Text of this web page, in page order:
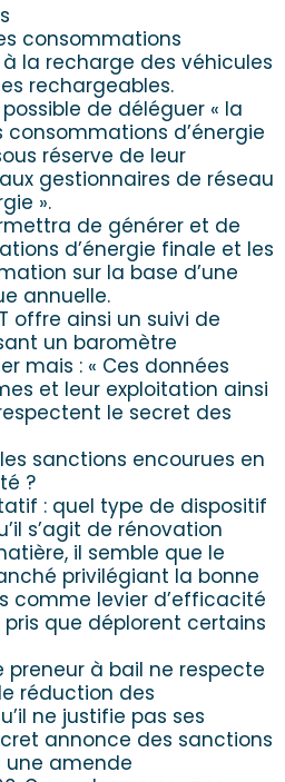
consommations
la recharge des véhicules
rechargeables.
de déléguer « la
d’énergie
réserve de leur
gestionnaires de réseau
».
de générer et de
d’énergie finale et les
sur la base d’une
annuelle.
offre ainsi un suivi de
un baromètre
mais : « Ces données
et leur exploitation ainsi
le secret des
sanctions encourues en
?
: quel type de dispositif
s’agit de rénovation
il semble que le
privilégiant la bonne
comme levier d’efficacité
que déplorent certains
preneur à bail ne respecte
réduction des
ne justifie pas ses
annonce des sanctions
une amende